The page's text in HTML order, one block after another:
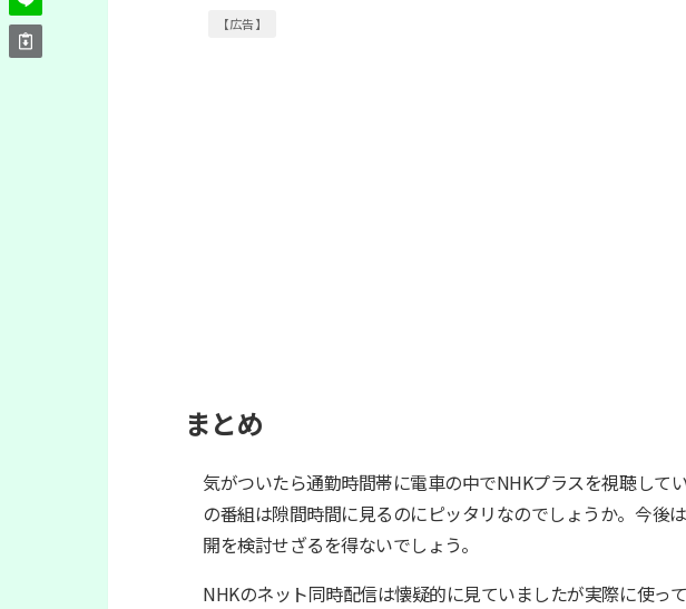
【広告】
まとめ
気がついたら通勤時間帯に電車の中でNHKプラスを視聴して
の番組は隙間時間に見るのにピッタリなのでしょうか。今後
開を検討せざるを得ないでしょう。
NHKのネット同時配信は懐疑的に見ていましたが実際に使っ